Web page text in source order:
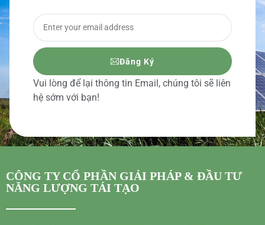
Đăng Ký
Vui lòng để lại thông tin Email, chúng tôi sẽ liên
hệ sớm với bạn!
CÔNG TY CỔ PHẦN GIẢI PHÁP & ĐẦU TƯ
NĂNG LƯỢNG TÁI TẠO